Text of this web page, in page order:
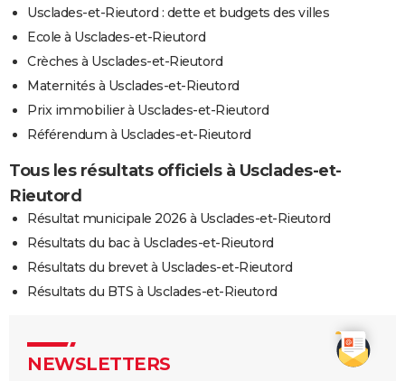
Usclades-et-Rieutord : dette et budgets des villes
Ecole à Usclades-et-Rieutord
Crèches à Usclades-et-Rieutord
Maternités à Usclades-et-Rieutord
Prix immobilier à Usclades-et-Rieutord
Référendum à Usclades-et-Rieutord
Tous les résultats officiels à Usclades-et-
Rieutord
Résultat municipale 2026 à Usclades-et-Rieutord
Résultats du bac à Usclades-et-Rieutord
Résultats du brevet à Usclades-et-Rieutord
Résultats du BTS à Usclades-et-Rieutord
NEWSLETTERS